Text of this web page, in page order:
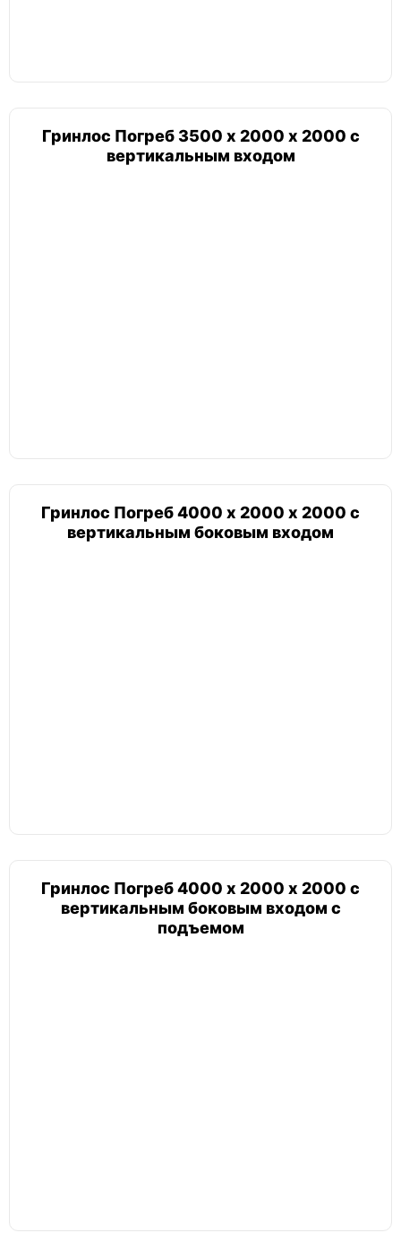
Гринлос Погреб 3500 х 2000 х 2000 с
вертикальным входом
Гринлос Погреб 4000 х 2000 х 2000 с
вертикальным боковым входом
Гринлос Погреб 4000 х 2000 х 2000 с
вертикальным боковым входом с
подъемом